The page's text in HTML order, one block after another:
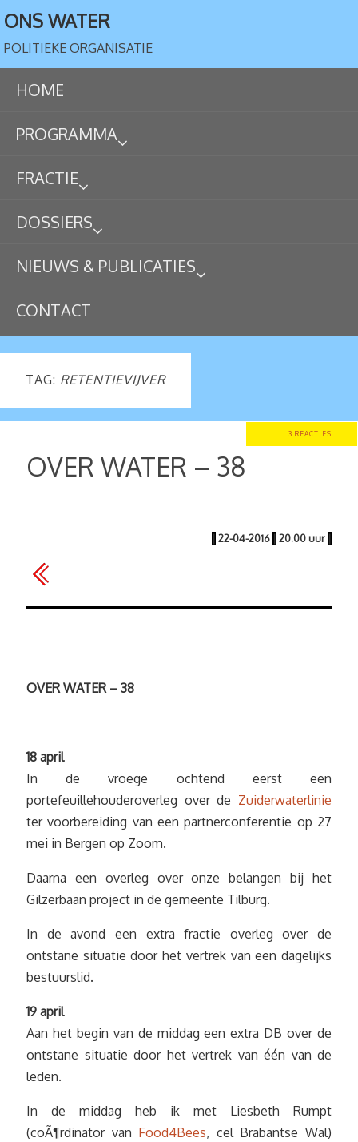
ONS WATER
POLITIEKE ORGANISATIE
HOME
PROGRAMMA
FRACTIE
DOSSIERS
NIEUWS & PUBLICATIES
CONTACT
TAG: RETENTIEVIJVER
3 REACTIES
OVER WATER – 38
| 22-04-2016 | 20.00 uur |
OVER WATER – 38
18 april
In de vroege ochtend eerst een
portefeuillehouderoverleg over de Zuiderwaterlinie
ter voorbereiding van een partnerconferentie op 27
mei in Bergen op Zoom.
Daarna een overleg over onze belangen bij het
Gilzerbaan project in de gemeente Tilburg.
In de avond een extra fractie overleg over de
ontstane situatie door het vertrek van een dagelijks
bestuurslid.
19 april
Aan het begin van de middag een extra DB over de
ontstane situatie door het vertrek van één van de
leden.
In de middag heb ik met Liesbeth Rumpt
(coÃ¶rdinator van Food4Bees, cel Brabantse Wal)